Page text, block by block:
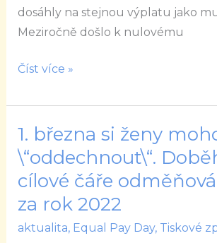
dosáhly na stejnou výplatu jako
Meziročně došlo k nulovému
muži
A
rozdíl
se
nezměnil
Číst více »
1. března si ženy
\“oddechnout\“.
cílové čáře
za rok 2022
aktualita, Equal Pay Day, Tiskové
1.
března
ženy
mohou
\“oddechnout\“.